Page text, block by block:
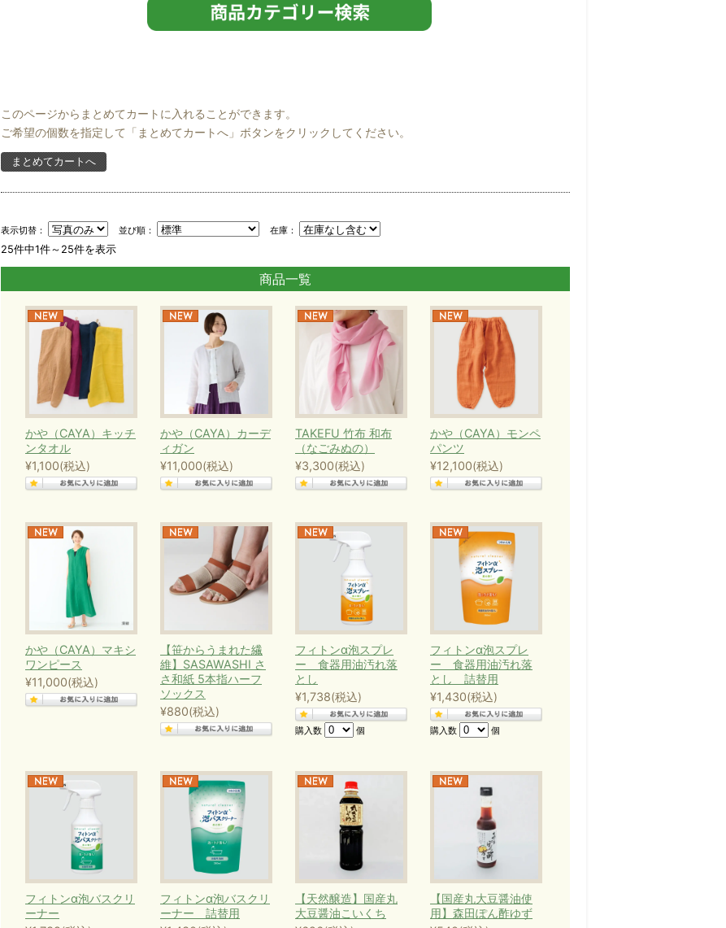
このページからまとめてカートに入れることができます。
ご希望の個数を指定して「まとめてカートへ」ボタンをクリックしてください。
表示切替： 並び順： 在庫：
25件中1件～25件を表示
商品一覧
かや（CAYA）キッチ
ンタオル
¥1,100(税込)
かや（CAYA）カーデ
ィガン
¥11,000(税込)
TAKEFU 竹布 和布
（なごみぬの）
¥3,300(税込)
かや（CAYA）モンペ
パンツ
¥12,100(税込)
かや（CAYA）マキシ
ワンピース
¥11,000(税込)
【笹からうまれた繊
維】SASAWASHI さ
さ和紙 5本指ハーフ
ソックス
¥880(税込)
フィトンα泡スプレ
ー 食器用油汚れ落
とし
¥1,738(税込)
購入数 個
フィトンα泡スプレ
ー 食器用油汚れ落
とし 詰替用
¥1,430(税込)
購入数 個
フィトンα泡バスクリ
ーナー
フィトンα泡バスクリ
ーナー 詰替用
【天然醸造】国産丸
大豆醤油こいくち
【国産丸大豆醤油使
用】森田ぽん酢ゆず